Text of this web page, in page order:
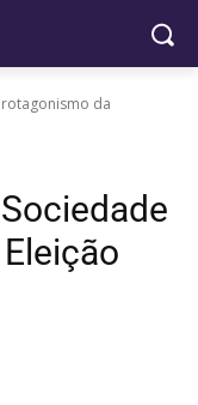
da